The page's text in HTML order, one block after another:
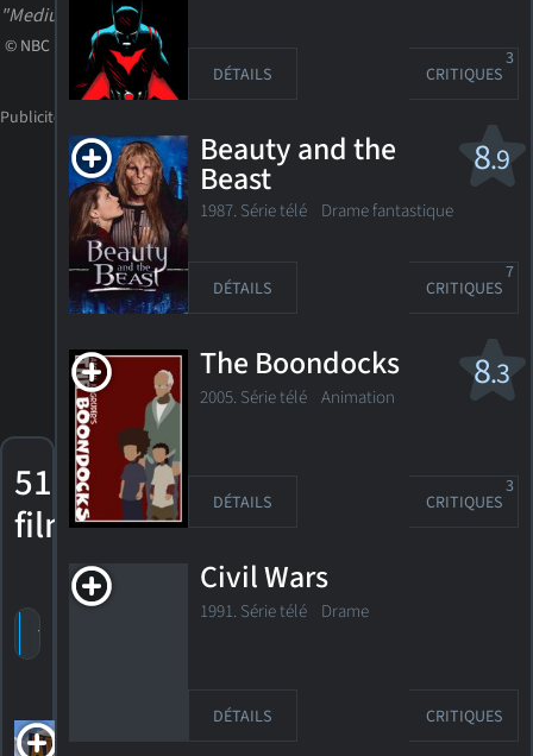
"Medium"
© NBC
51
films
trier par titre
Air Bud 3: World
DÉTAILS CRITIQUES
3
8.9
Beauty and the
Beast
1987. Série télé Drame fantastique
DÉTAILS CRITIQUES
7
8.3
The Boondocks
2005. Série télé Animation
DÉTAILS CRITIQUES
3
Civil Wars
1991. Série télé Drame
DÉTAILS CRITIQUES